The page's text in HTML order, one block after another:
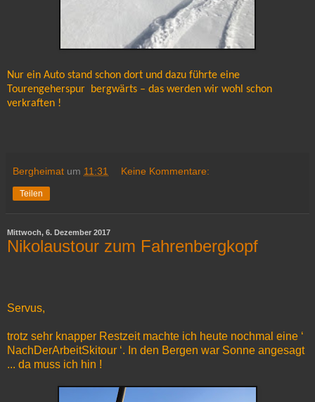
Nur ein Auto stand schon dort und dazu führte eine
Tourengeherspur bergwärts – das werden wir wohl schon
verkraften !
Bergheimat um 11:31 Keine Kommentare:
Teilen
Mittwoch, 6. Dezember 2017
Nikolaustour zum Fahrenbergkopf
Servus,
trotz sehr knapper Restzeit machte ich heute nochmal eine ‘
NachDerArbeitSkitour ‘. In den Bergen war Sonne angesagt
... da muss ich hin !